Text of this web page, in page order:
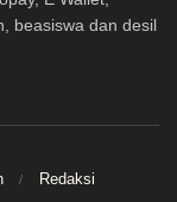
beasiswa dan desil
Redaksi